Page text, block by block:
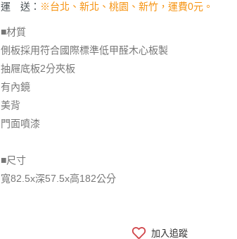
運 送： ※台北、新北、桃園、新竹，運費0元。
■材質
側板採用符合國際標準低甲醛木心板製
抽屜底板2分夾板
有內鏡
美背
門面噴漆
■尺寸
寬82.5x深57.5x高182公分
加入追蹤